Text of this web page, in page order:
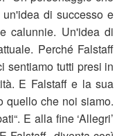
di successo e
calunnie. Un'idea di
Perché Falstaff
tutti presi in
E Falstaff e la sua
quello che noi siamo.
E alla fine ‘Allegri’